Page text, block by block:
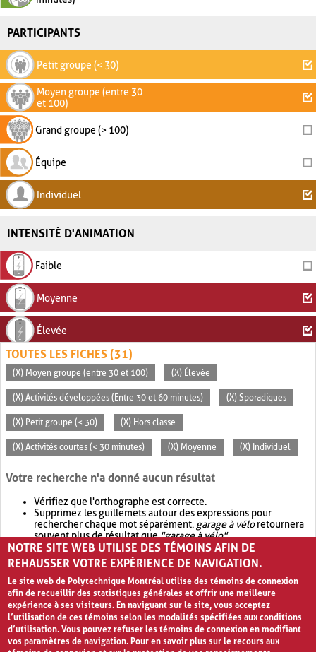
PARTICIPANTS
Petit groupe (< 30)
Moyen groupe (entre 30
et 100)
Grand groupe (> 100)
Équipe
Individuel
INTENSITÉ D'ANIMATION
Faible
Moyenne
Élevée
TOUTES LES FICHES (31)
(X) Moyen groupe (entre 30 et 100) (X) Élevée
(X) Activités développées (Entre 30 et 60 minutes) (X) Sporadiques
(X) Petit groupe (< 30) (X) Hors classe
(X) Activités courtes (< 30 minutes) (X) Moyenne (X) Individuel
Votre recherche n'a donné aucun résultat
Vérifiez que l'orthographe est correcte.
Supprimez les guillemets autour des expressions pour
rechercher chaque mot séparément. garage à véloretournera
souvent plus de résultat que"garage à vélo".
Envisagez d'élargir votre recherche avec OR.garage OR vélo
retournera souvent plus de résultat quegarage à vélo
NOTRE SITE WEB UTILISE DES TÉMOINS AFIN DE
REHAUSSER VOTRE EXPÉRIENCE DE NAVIGATION.
Le site web de Polytechnique Montréal utilise des témoins de connexion
afin de recueillir des statistiques générales et offrir une meilleure
expérience à ses visiteurs. En naviguant sur le site, vous acceptez
l’utilisation de ces témoins selon les modalités spécifiées aux conditions
d’utilisation. Vous pouvez refuser les témoins de connexion en modifiant
vos paramètres de navigation. Pour en savoir plus sur le recours aux